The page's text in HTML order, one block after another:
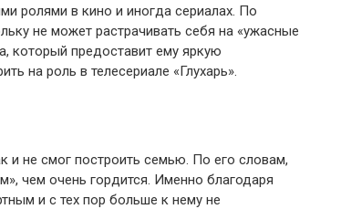
ролями в кино и иногда сериалах. По
не может растрачивать себя на «ужасные
который предоставит ему яркую
на роль в телесериале «Глухарь».
и не смог построить семью. По его словам,
чем очень гордится. Именно благодаря
и с тех пор больше к нему не